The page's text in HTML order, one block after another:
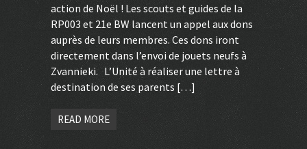
action de Noël ! Les scouts et guides de la
RP003 et 21e BW lancent un appel aux dons
auprès de leurs membres. Ces dons iront
directement dans l’envoi de jouets neufs à
Zvannieki. L’Unité à réaliser une lettre à
destination de ses parents […]
READ MORE